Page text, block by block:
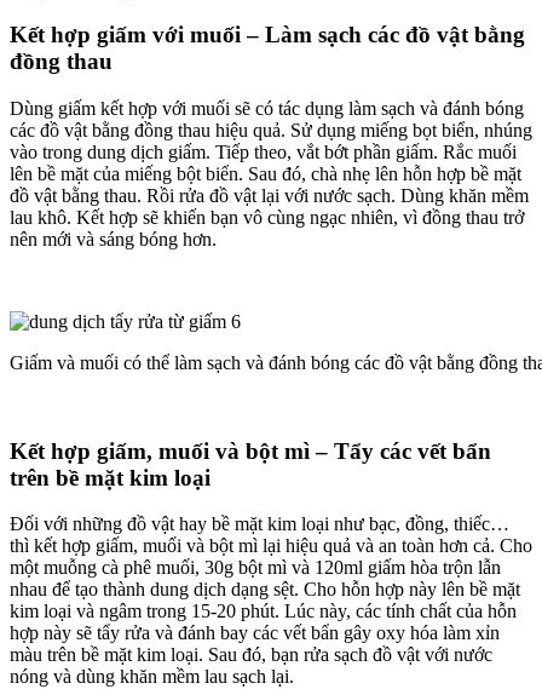
Kết hợp giấm với muối – Làm sạch các đồ vật bằng
đồng thau
Dùng giấm kết hợp với muối sẽ có tác dụng làm sạch và đánh bóng
các đồ vật bằng đồng thau hiệu quả. Sử dụng miếng bọt biển, nhúng
vào trong dung dịch giấm. Tiếp theo, vắt bớt phần giấm. Rắc muối
lên bề mặt của miếng bột biển. Sau đó, chà nhẹ lên hỗn hợp bề mặt
đồ vật bằng thau. Rồi rửa đồ vật lại với nước sạch. Dùng khăn mềm
lau khô. Kết hợp sẽ khiến bạn vô cùng ngạc nhiên, vì đồng thau trở
nên mới và sáng bóng hơn.
Giấm và muối có thể làm sạch và đánh bóng các đồ vật bằng đồng
Kết hợp giấm, muối và bột mì – Tẩy các vết bẩn
trên bề mặt kim loại
Đối với những đồ vật hay bề mặt kim loại như bạc, đồng, thiếc…
thì kết hợp giấm, muối và bột mì lại hiệu quả và an toàn hơn cả. Cho
một muỗng cà phê muối, 30g bột mì và 120ml giấm hòa trộn lẫn
nhau để tạo thành dung dịch dạng sệt. Cho hỗn hợp này lên bề mặt
kim loại và ngâm trong 15-20 phút. Lúc này, các tính chất của hỗn
hợp này sẽ tẩy rửa và đánh bay các vết bẩn gây oxy hóa làm xỉn
màu trên bề mặt kim loại. Sau đó, bạn rửa sạch đồ vật với nước
nóng và dùng khăn mềm lau sạch lại.